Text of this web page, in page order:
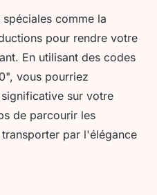
comme la
pour rendre votre
En utilisant des codes
vous pourriez
sur votre
de parcourir les
par l'élégance